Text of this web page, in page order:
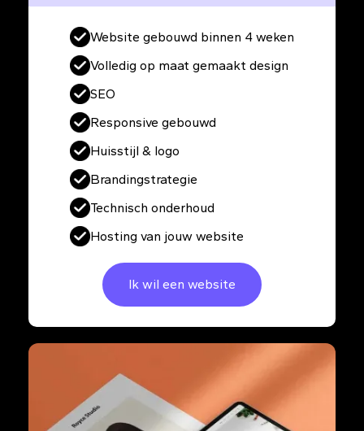
Website gebouwd binnen 4 weken
Volledig op maat gemaakt design
SEO
Responsive gebouwd
Huisstijl & logo
Brandingstrategie
Technisch onderhoud
Hosting van jouw website
Ik wil een website